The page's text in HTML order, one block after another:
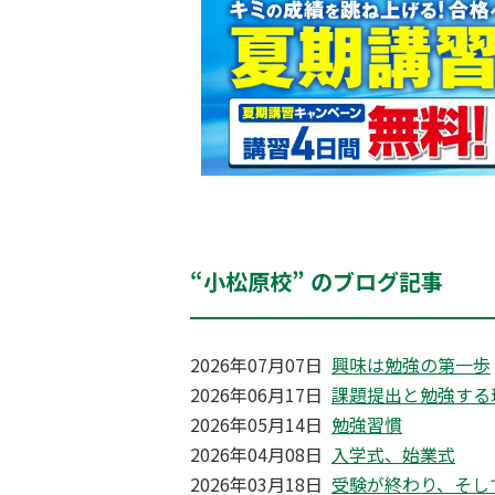
“小松原校” のブログ記事
2026年07月07日 興味は勉強の第一歩
2026年06月17日 課題提出と勉強す
2026年05月14日 勉強習慣
2026年04月08日 入学式、始業式
2026年03月18日 受験が終わり、そし